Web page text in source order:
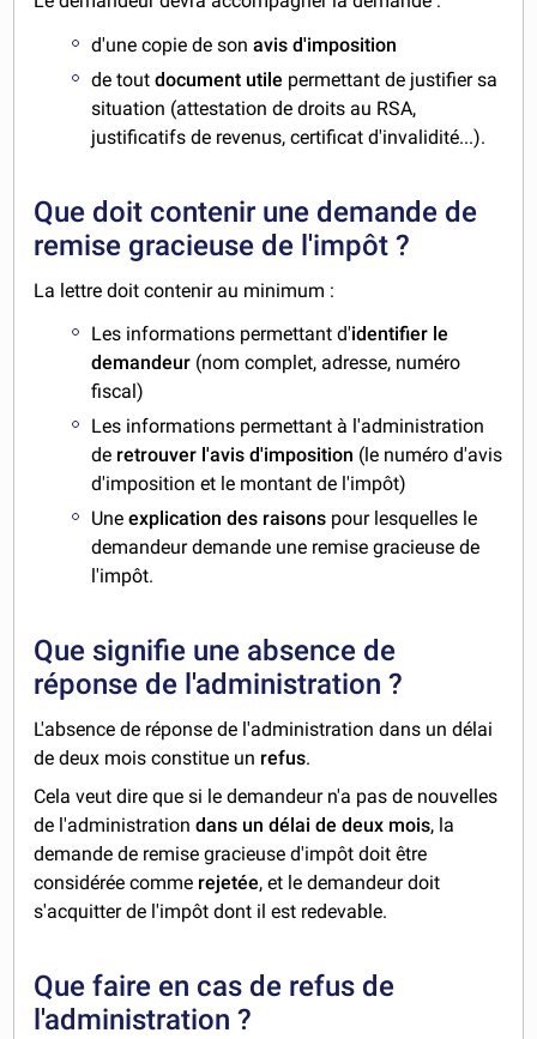
d'une copie de sonavis d'imposition
de toutdocument utile permettant de justifier sa
situation (attestation de droits au RSA,
justificatifs de revenus, certificat d'invalidité...).
Que doit contenir une demande de
remise gracieuse de l'impôt ?
La lettre doit contenir au minimum :
Les informations permettant d'identifier le
demandeur (nom complet, adresse, numéro
fiscal)
Les informations permettant à l'administration
de retrouver l'avis d'imposition (le numéro d'avis
d'imposition et le montant de l'impôt)
Uneexplication des raisons pour lesquelles le
demandeur demande une remise gracieuse de
l'impôt.
Que signifie une absence de
réponse de l'administration ?
L'absence de réponse de l'administration dans un délai
de deux mois constitue un refus.
Cela veut dire que si le demandeur n'a pas de nouvelles
de l'administrationdans un délai de deux mois, la
demande de remise gracieuse d'impôt doit être
considérée comme rejetée, et le demandeur doit
s'acquitter de l'impôt dont il est redevable.
Que faire en cas de refus de
l'administration ?